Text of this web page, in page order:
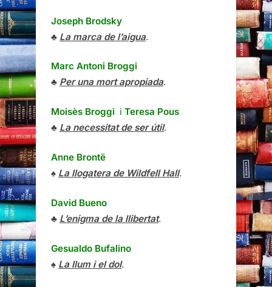
Joseph Brodsky
♣ La marca de l’aigua.
Marc Antoni Broggi
♣ Per una mort apropiada.
Moisès Broggi i Teresa Pous
♣ La necessitat de ser útil.
Anne Brontë
♠ La llogatera de Wildfell Hall.
David Bueno
♣ L’enigma de la llibertat.
Gesualdo Bufalino
♠ La llum i el dol.